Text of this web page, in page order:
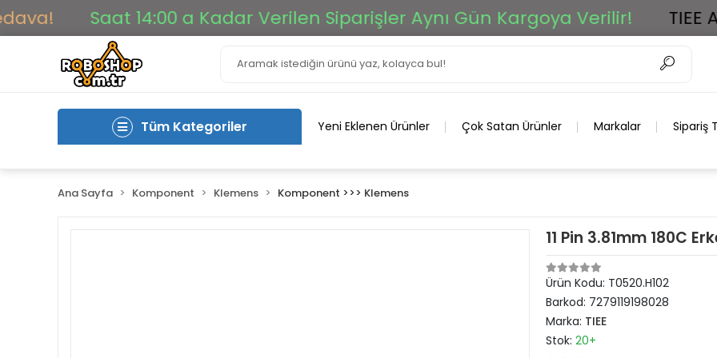
Saat 14:00 a Kadar Verilen Siparişler Aynı Gün Kargoya Verilir! TIEE Ar-
Tüm Kategoriler Yeni Eklenen Ürünler Çok Satan Ürünler Markalar Sipariş
Ana Sayfa Komponent Klemens Komponent >>> Klemens
11 Pin 3.81mm 180C
Ürün Kodu: T0520.H102
Barkod: 7279119198028
Marka: TIEE
Stok: 20+